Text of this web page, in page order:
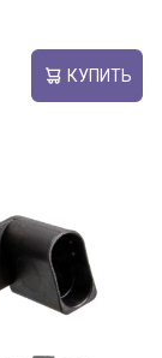
КУПИТЬ